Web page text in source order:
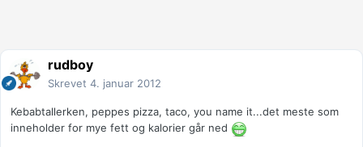
rudboy
Skrevet 4. januar 2012
Kebabtallerken, peppes pizza, taco, you name it...det meste som
inneholder for mye fett og kalorier går ned